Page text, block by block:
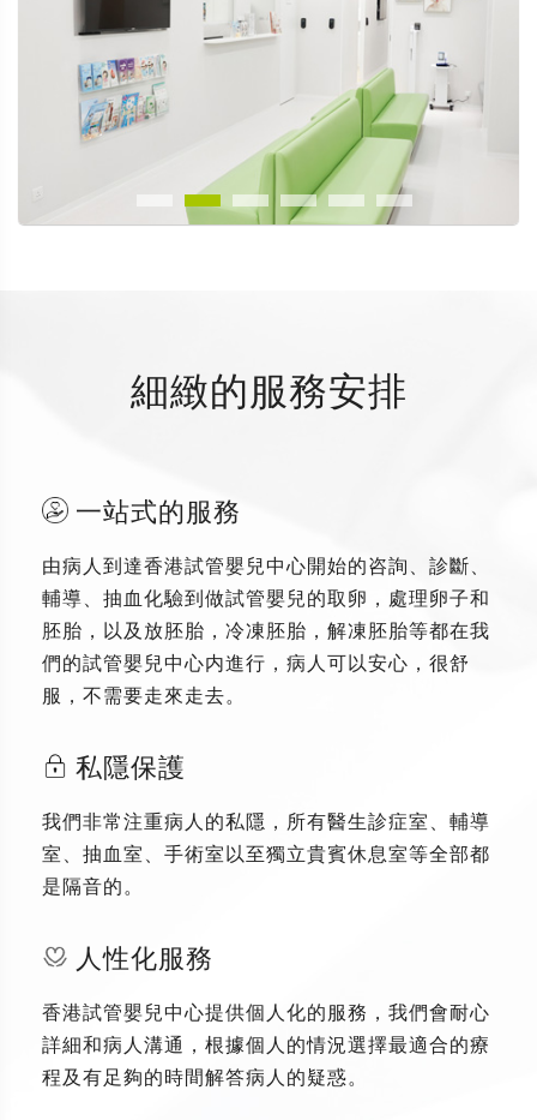
細緻的服務安排
一站式的服務
由病人到達香港試管嬰兒中心開始的咨詢、診斷、
輔導、抽血化驗到做試管嬰兒的取卵，處理卵子和
胚胎，以及放胚胎，冷凍胚胎，解凍胚胎等都在我
們的試管嬰兒中心内進行，病人可以安心，很舒
服，不需要走來走去。
私隱保護
我們非常注重病人的私隱，所有醫生診症室、輔導
室、抽血室、手術室以至獨立貴賓休息室等全部都
是隔音的。
人性化服務
香港試管嬰兒中心提供個人化的服務，我們會耐心
詳細和病人溝通，根據個人的情況選擇最適合的療
程及有足夠的時間解答病人的疑惑。